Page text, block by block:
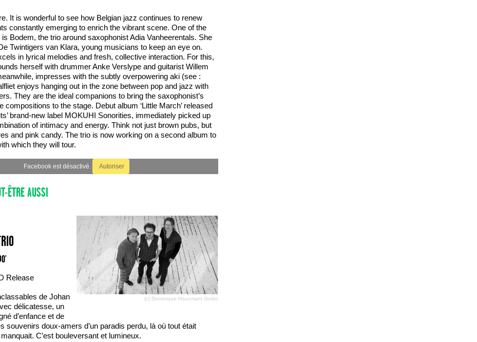
It is wonderful to see how Belgian jazz continues to renew
constantly emerging to enrich the vibrant scene. One of the
Bodem, the trio around saxophonist Adia Vanheerentals. She
Twintigers van Klara, young musicians to keep an eye on.
in lyrical melodies and fresh, collective interaction. For this,
herself with drummer Anke Verslype and guitarist Willem
impresses with the subtly overpowering aki (see :
enjoys hanging out in the zone between pop and jazz with
They are the ideal companions to bring the saxophonist’s
compositions to the stage. Debut album ‘Little March’ released
brand-new label MOKUHI Sonorities, immediately picked up
of intimacy and energy. Think not just brown pubs, but
and pink candy. The trio is now working on a second album to
which they will tour.
Facebook est désactivé. Autoriser
ÊTRE AUSSI
(c) Dominique Houcmant Goldo
Release
de Johan
délicatesse, un
d’enfance et de
souvenirs doux-amers d’un paradis perdu, là où tout était
C’est bouleversant et lumineux.